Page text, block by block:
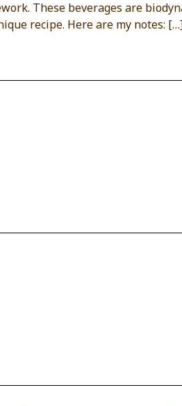
These beverages are
recipe. Here are my notes: